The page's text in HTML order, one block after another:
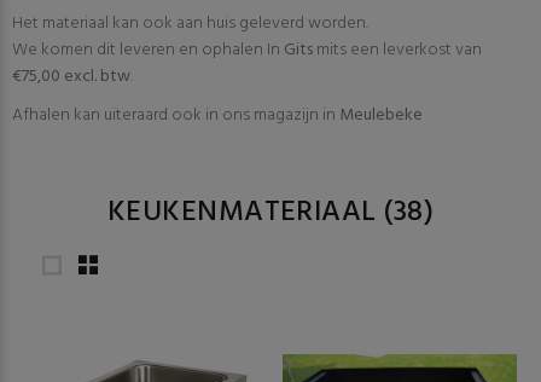
Het materiaal kan ook aan huis geleverd worden.
We komen dit leveren en ophalen In Gitsmits een leverkost van
€75,00 excl. btw.
Afhalen kan uiteraard ook in ons magazijn in Meulebeke
KEUKENMATERIAAL (38)